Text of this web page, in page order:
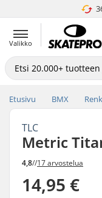
Valikko
Etusivu BMX
TLC
Metric
4,8//17 arvostelua
14,95 €